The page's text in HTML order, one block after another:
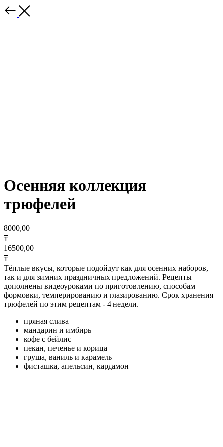
Осенняя коллекция
трюфелей
8000,00
₸
16500,00
₸
Тёплые вкусы, которые подойдут как для осенних наборов,
так и для зимних праздничных предложений. Рецепты
дополнены видеоуроками по приготовлению, способам
формовки, темперированию и глазированию. Срок хранения
трюфелей по этим рецептам - 4 недели.
пряная слива
мандарин и имбирь
кофе с бейлис
пекан, печенье и корица
груша, ваниль и карамель
фисташка, апельсин, кардамон